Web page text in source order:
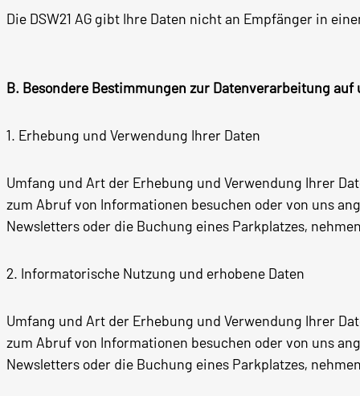
Die DSW21 AG gibt Ihre Daten nicht an Empfänger in
B. Besondere Bestimmungen zur Datenverarbeitung
1. Erhebung und Verwendung Ihrer Daten
Umfang und Art der Erhebung und Verwendung Ihrer
zum Abruf von Informationen besuchen oder von uns
Newsletters oder die Buchung eines Parkplatzes,
2. Informatorische Nutzung und erhobene Daten
Umfang und Art der Erhebung und Verwendung Ihrer
zum Abruf von Informationen besuchen oder von uns
Newsletters oder die Buchung eines Parkplatzes,